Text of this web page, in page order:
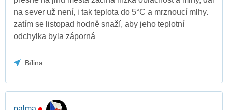
na sever už není, i tak teplota do 5°C a mrznoucí mlhy.
zatím se listopad hodně snaží, aby jeho teplotní
odchylka byla záporná
Bílina